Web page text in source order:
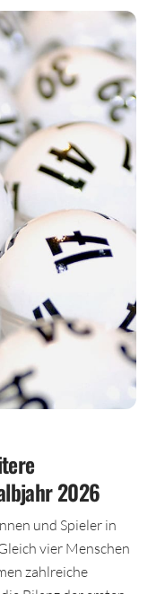
2026
und Spieler in
vier Menschen
zahlreiche